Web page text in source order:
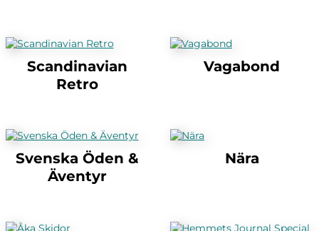
Scandinavian
Retro
Vagabond
Svenska Öden &
Äventyr
Nära